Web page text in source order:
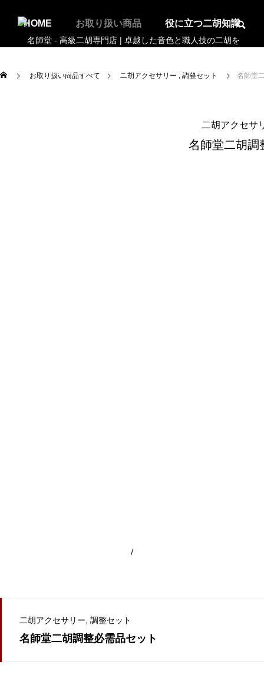
HOME お取り扱い商品 役に立つ二胡知識
お知らせ アクセス お問合せ
お取り扱い商品すべて 二胡アクセサリー 調整セット 名師堂
二胡アクセサ
名師堂二胡調
/
二胡アクセサリー 調整セット
名師堂二胡調整必需品セット